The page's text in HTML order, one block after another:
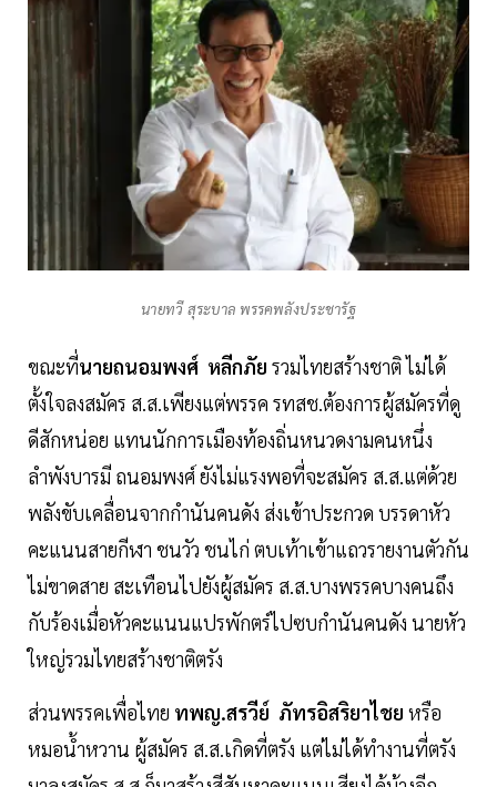
นายทวี สุระบาล พรรคพลังประชารัฐ
ขณะที่นายถนอมพงศ์ หลีกภัย รวมไทยสร้างชาติ ไม่ได้
ตั้งใจลงสมัคร ส.ส.เพียงแต่พรรค รทสช.ต้องการผู้สมัครที่ดู
ดีสักหน่อย แทนนักการเมืองท้องถิ่นหนวดงามคนหนึ่ง
ลำพังบารมี ถนอมพงศ์ ยังไม่แรงพอที่จะสมัคร ส.ส.แต่ด้วย
พลังขับเคลื่อนจากกำนันคนดัง ส่งเข้าประกวด บรรดาหัว
คะแนนสายกีฬา ชนวัว ชนไก่ ตบเท้าเข้าแถวรายงานตัวกัน
ไม่ขาดสาย สะเทือนไปยังผู้สมัคร ส.ส.บางพรรคบางคนถึง
กับร้องเมื่อหัวคะแนนแปรพักตร์ไปซบกำนันคนดัง นายหัว
ใหญ่รวมไทยสร้างชาติตรัง
ส่วนพรรคเพื่อไทย ทพญ.สรวีย์ ภัทรอิสริยาไชย หรือ
หมอน้ำหวาน ผู้สมัคร ส.ส.เกิดที่ตรัง แต่ไม่ได้ทำงานที่ตรัง